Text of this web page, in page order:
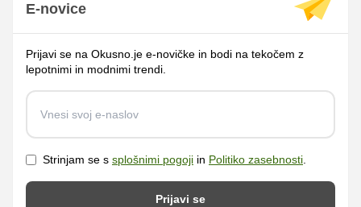
E-novice
Prijavi se na Okusno.je e-novičke in bodi na tekočem z
lepotnimi in modnimi trendi.
Strinjam se s splošnimi pogoji in Politiko zasebnosti.
Prijavi se